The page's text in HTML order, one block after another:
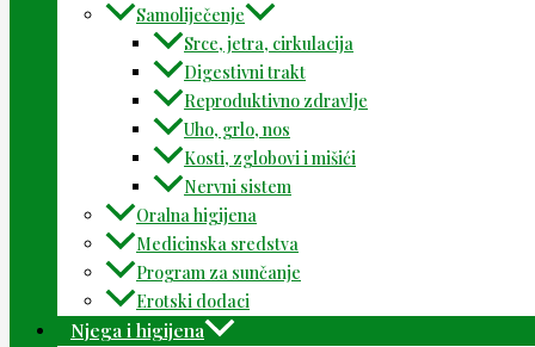
Samoliječenje
Srce, jetra, cirkulacija
Digestivni trakt
Reproduktivno zdravlje
Uho, grlo, nos
Kosti, zglobovi i mišići
Nervni sistem
Oralna higijena
Medicinska sredstva
Program za sunčanje
Erotski dodaci
Njega i higijena